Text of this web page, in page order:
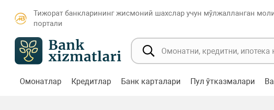
Тижорат банкларининг жисмоний шахслар учун мўлжалланган
портали
Омонатлар Кредитлар Банк карталари Пул ўтказмалари